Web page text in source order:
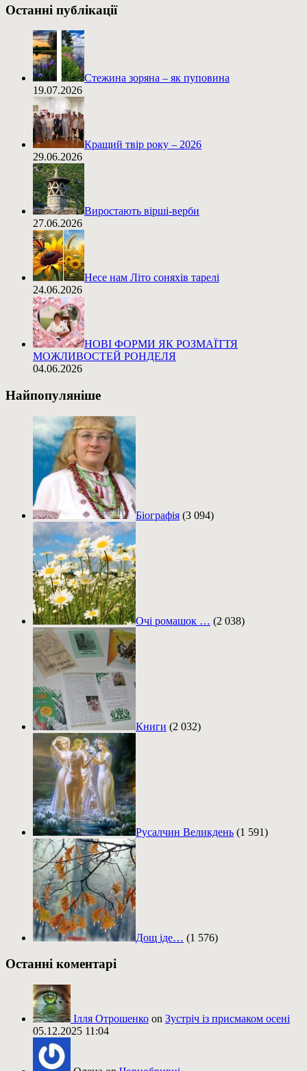
Останні публікації
Стежина зоряна – як пуповина
19.07.2026
Кращий твір року – 2026
29.06.2026
Виростають вірші-верби
27.06.2026
Несе нам Літо соняхів тарелі
24.06.2026
НОВІ ФОРМИ ЯК РОЗМАЇТТЯ
МОЖЛИВОСТЕЙ РОНДЕЛЯ
04.06.2026
Найпопуляніше
Біографія (3 094)
Очі ромашок … (2 038)
Книги (2 032)
Русалчин Великдень (1 591)
Дощ іде… (1 576)
Останні коментарі
Ілля Отрошенко on Зустріч із присмаком осені
05.12.2025 11:04